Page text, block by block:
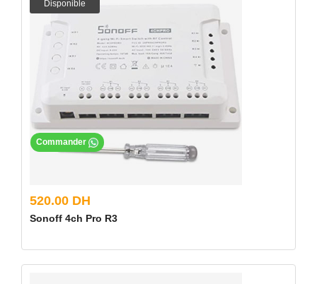
Disponible
520.00 DH
Sonoff 4ch Pro R3
Commander